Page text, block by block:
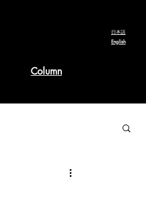
Column
​日本語
English